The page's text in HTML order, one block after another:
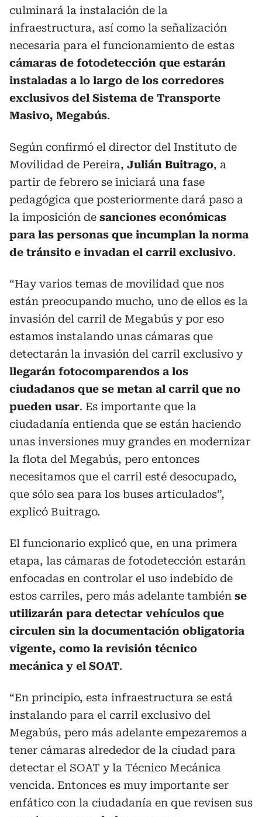
culminará la instalación de la
infraestructura, así como la señalización
necesaria para el funcionamiento de estas
cámaras de fotodetección que estarán
instaladas a lo largo de los corredores
exclusivos del Sistema de Transporte
Masivo, Megabús.
Según confirmó el director del Instituto de
Movilidad de Pereira, Julián Buitrago, a
partir de febrero se iniciará una fase
pedagógica que posteriormente dará paso a
la imposición de sanciones económicas
para las personas que incumplan la norma
de tránsito e invadan el carril exclusivo.
“Hay varios temas de movilidad que nos
están preocupando mucho, uno de ellos es la
invasión del carril de Megabús y por eso
estamos instalando unas cámaras que
detectarán la invasión del carril exclusivo y
llegarán fotocomparendos a los
ciudadanos que se metan al carril que no
pueden usar. Es importante que la
ciudadanía entienda que se están haciendo
unas inversiones muy grandes en modernizar
la flota del Megabús, pero entonces
necesitamos que el carril esté desocupado,
que sólo sea para los buses articulados”,
explicó Buitrago.
El funcionario explicó que, en una primera
etapa, las cámaras de fotodetección estarán
enfocadas en controlar el uso indebido de
estos carriles, pero más adelante también se
utilizarán para detectar vehículos que
circulen sin la documentación obligatoria
vigente, como la revisión técnico
mecánica y el SOAT.
“En principio, esta infraestructura se está
instalando para el carril exclusivo del
Megabús, pero más adelante empezaremos a
tener cámaras alrededor de la ciudad para
detectar el SOAT y la Técnico Mecánica
vencida. Entonces es muy importante ser
enfático con la ciudadanía en que revisen sus